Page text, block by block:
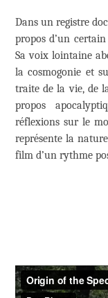
Dans un registre
propos d’un
Sa voix lointaine
la cosmogonie et
traite de la vie, de
propos
réflexions sur le
représente la
film d’un rythme